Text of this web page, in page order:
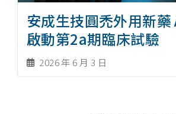
安成生技圓禿外用新藥
啟動第2a期臨床試驗
2026 年 6 月 3 日